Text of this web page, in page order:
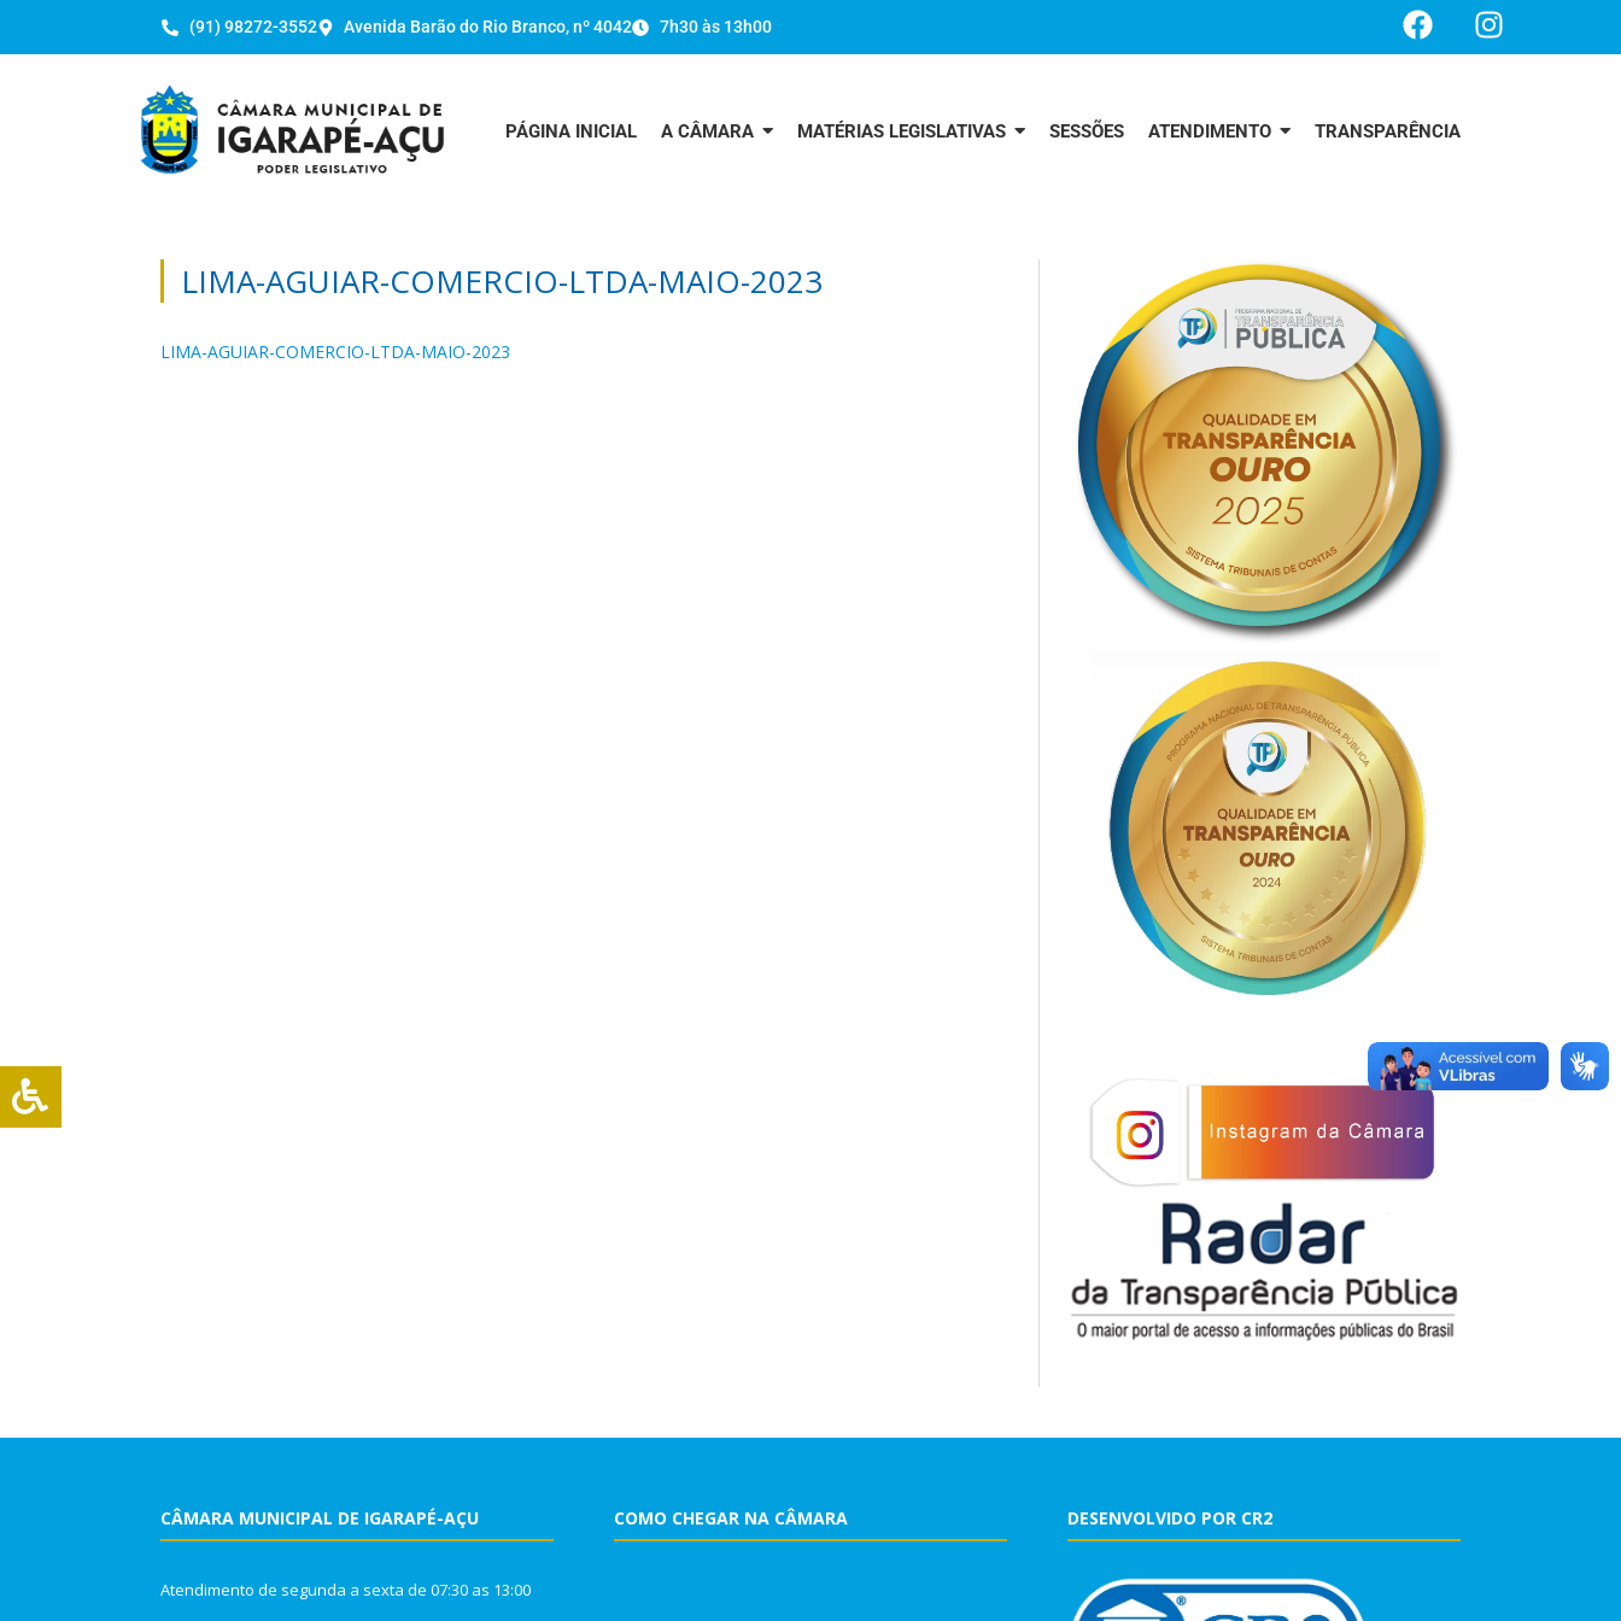
(91) 98272-3552 Avenida Barão do Rio Branco, nº 4042 7h30 às 13h00
PÁGINA INICIAL A CÂMARA MATÉRIAS LEGISLATIVAS SESSÕES ATENDIMENTO TRANSPARÊNCIA
LIMA-AGUIAR-COMERCIO-LTDA-MAIO-2023
LIMA-AGUIAR-COMERCIO-LTDA-MAIO-2023
CÂMARA MUNICIPAL DE IGARAPÉ-AÇU
Atendimento de segunda a sexta de 07:30 as 13:00
COMO CHEGAR NA CÂMARA DESENVOLVIDO POR CR2